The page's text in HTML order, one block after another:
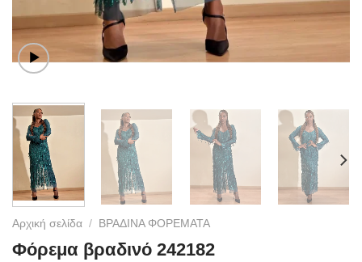
Αρχική σελίδα / ΒΡΑΔΙΝΑ ΦΟΡΕΜΑΤΑ
Φόρεμα βραδινό 242182